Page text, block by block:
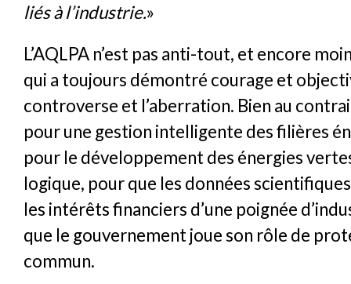
liés à l’industrie.»
L’AQLPA n’est pas anti-tout, et encore
qui a toujours démontré courage et
controverse et l’aberration. Bien au
pour une gestion intelligente des filières
pour le développement des énergies
logique, pour que les données
les intérêts financiers d’une poignée
que le gouvernement joue son rôle de
commun.